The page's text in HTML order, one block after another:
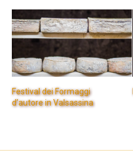
Festival dei Formaggi
d’autore in Valsassina